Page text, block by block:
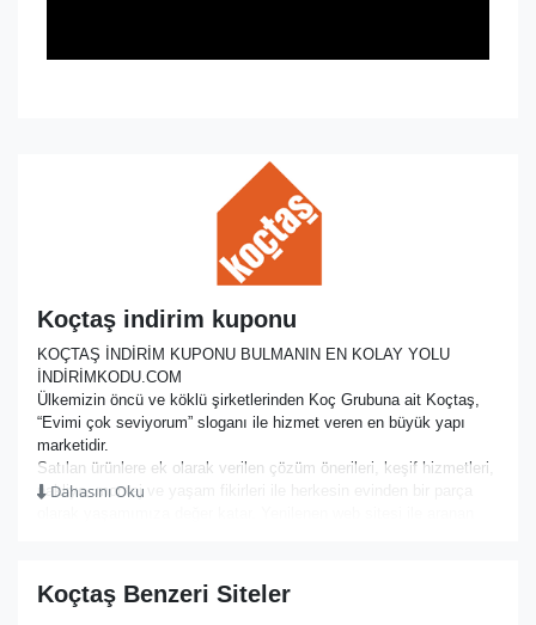
Koçtaş indirim kuponu
KOÇTAŞ İNDİRİM KUPONU BULMANIN EN KOLAY YOLU
İNDİRİMKODU.COM
Ülkemizin öncü ve köklü şirketlerinden Koç Grubuna ait Koçtaş,
“Evimi çok seviyorum” sloganı ile hizmet veren en büyük yapı
marketidir.
Satılan ürünlere ek olarak verilen çözüm önerileri, keşif hizmetleri,
nakliye, montaj ve yaşam fikirleri ile herkesin evinden bir parça
banyo, mutfak, mobilya, dekorasyon ve ev gereçleri, aydınlatma,
el aletleri, parke ve halılar, beyaz eşya, küçük ev aletleri, yapı ve
Dahasını Oku
Koçtaş Benzeri Siteler